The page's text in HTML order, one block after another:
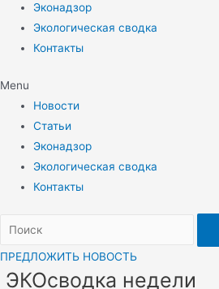
Эконадзор
Экологическая сводка
Контакты
Menu
Новости
Статьи
Эконадзор
Экологическая сводка
Контакты
ПРЕДЛОЖИТЬ НОВОСТЬ
ЭКОсводка недели